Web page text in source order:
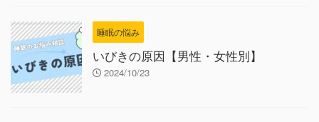
睡眠の悩み
いびきの原因【男性・女性別】
2024/10/23